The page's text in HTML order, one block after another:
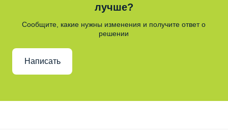
лучше?
Сообщите, какие нужны изменения и получите ответ о
решении
Написать